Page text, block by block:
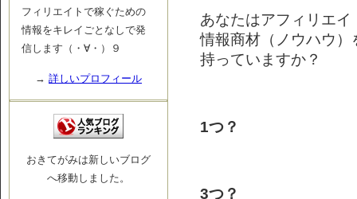
あなたはアフィリエ
情報商材（ノウハウ）
持っていますか？
1つ？
3つ？
フィリエイトで稼ぐための
情報をキレイごとなしで発
信します（・∀・）９
→ 詳しいプロフィール
おきてがみは新しいブログ
へ移動しました。